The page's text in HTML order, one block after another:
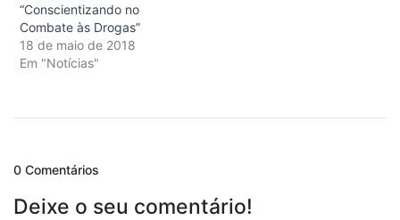
“Conscientizando no
Combate às Drogas”
18 de maio de 2018
Em "Notícias"
0 Comentários
Deixe o seu comentário!